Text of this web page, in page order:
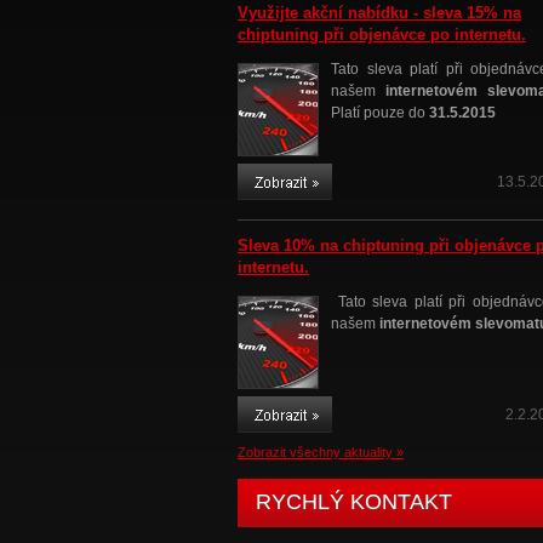
Využijte akční nabídku - sleva 15% na
chiptuning při objenávce po internetu.
Tato sleva platí při
našem internetovém
Platí pouze do 31.5.2015
Sleva 10% na chiptuning při objenávce
internetu.
Tato sleva platí při
našem internetovém
Zobrazit všechny aktuality »
RYCHLÝ KONTAKT